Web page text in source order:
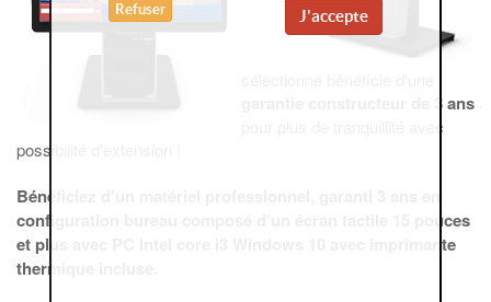
garantie constructeur de 3 ans
pour plus de tranquillité avec
possibilité d'extension !
Bénéficiez d'un matériel professionnel, garanti 3 ans en
configuration bureau composé d'un écran tactile 15 pouces
et plus avec PC Intel core i3 Windows 10 avec imprimante
thermique incluse.
J'accepte
Refuser